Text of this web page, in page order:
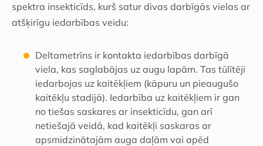
spektra insekticīds, kurš satur divas darbīgās vielas ar
atšķirīgu iedarbības veidu:
Deltametrīns ir kontakta iedarbības darbīgā
viela, kas saglabājas uz augu lapām. Tas tūlītēji
iedarbojas uz kaitēkļiem (kāpuru un pieaugušo
kaitēkļu stadijā). Iedarbība uz kaitēkļiem ir gan
no tiešas saskares ar insekticīdu, gan arī
netiešajā veidā, kad kaitēkļi saskaras ar
apsmidzinātajām auga daļām vai apēd